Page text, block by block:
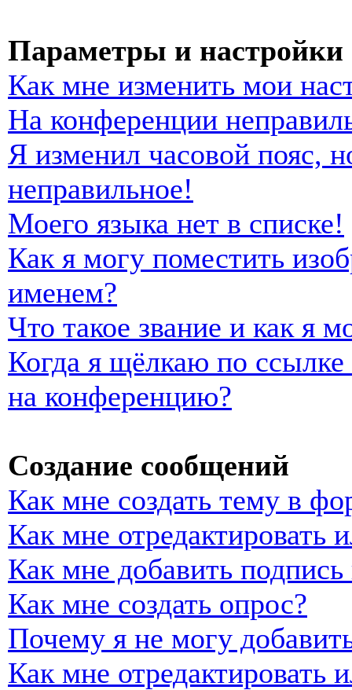
Параметры и настройки
Как мне изменить мои
На конференции
Я изменил часовой пояс,
неправильное!
Моего языка нет в списке!
Как я могу поместить
именем?
Что такое звание и как я
Когда я щёлкаю по
на конференцию?
Создание сообщений
Как мне создать тему в
Как мне отредактировать
Как мне добавить
Как мне создать опрос?
Почему я не могу
Как мне отредактировать